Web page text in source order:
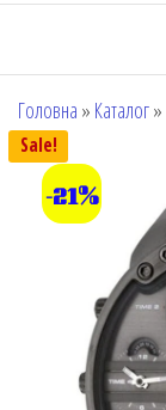
Головна » Каталог»
Sale!
-21%